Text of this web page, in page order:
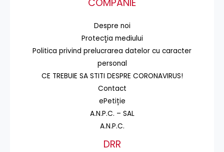
COMPANIE
Despre noi
Protecţia mediului
Politica privind prelucrarea datelor cu caracter
personal
CE TREBUIE SA STITI DESPRE CORONAVIRUS!
Contact
ePetiție
A.N.P.C. – SAL
A.N.P.C.
DRR